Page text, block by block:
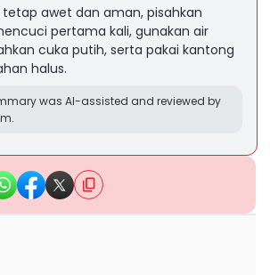
tetap awet dan aman, pisahkan
pertama kali, gunakan air
cuka putih, serta pakai kantong
halus.
was AI-assisted and reviewed by